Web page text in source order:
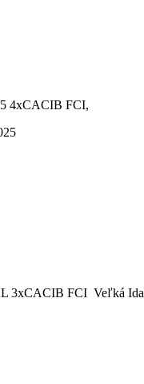
4xCACIB FCI,
3xCACIB FCI Veľká Ida